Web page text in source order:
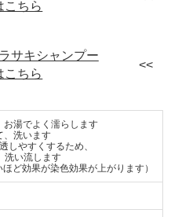
こちら
サキシャンプー
こちら
お湯でよく濡らします
、洗います
しやすくするため、
洗い流します
ほど効果が染色効果が上がります）